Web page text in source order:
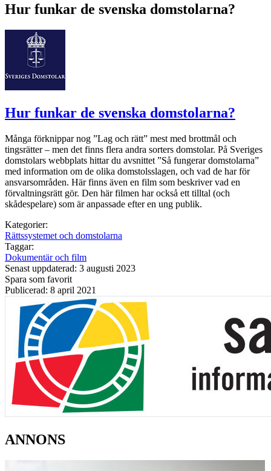
Hur funkar de svenska domstolarna?
Hur funkar de svenska domstolarna?
Många förknippar nog ”Lag och rätt” mest med brottmål och
tingsrätter – men det finns flera andra sorters domstolar. På Sveriges
domstolars webbplats hittar du avsnittet ”Så fungerar domstolarna”
med information om de olika domstolsslagen, och vad de har för
ansvarsområden. Här finns även en film som beskriver vad en
förvaltningsrätt gör. Den här filmen har också ett tilltal (och
skådespelare) som är anpassade efter en ung publik.
Kategorier:
Rättssystemet och domstolarna
Taggar:
Dokumentär och film
Senast uppdaterad: 3 augusti 2023
Spara som favorit
Publicerad: 8 april 2021
ANNONS